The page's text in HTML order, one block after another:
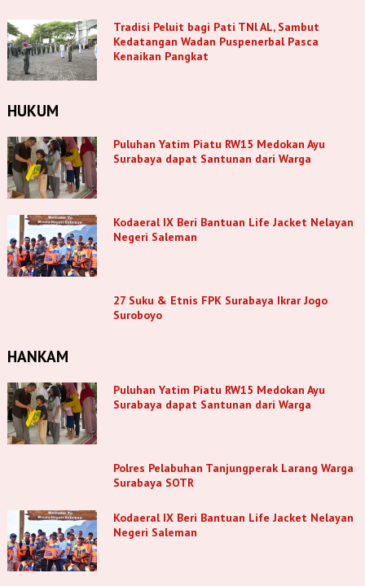
Tradisi Peluit bagi Pati TNl AL, Sambut
Kedatangan Wadan Puspenerbal Pasca
Kenaikan Pangkat
HUKUM
Puluhan Yatim Piatu RW15 Medokan Ayu
Surabaya dapat Santunan dari Warga
Kodaeral IX Beri Bantuan Life Jacket Nelayan
Negeri Saleman
27 Suku & Etnis FPK Surabaya Ikrar Jogo
Suroboyo
HANKAM
Puluhan Yatim Piatu RW15 Medokan Ayu
Surabaya dapat Santunan dari Warga
Polres Pelabuhan Tanjungperak Larang Warga
Surabaya SOTR
Kodaeral IX Beri Bantuan Life Jacket Nelayan
Negeri Saleman